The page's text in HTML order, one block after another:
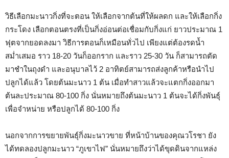
วิธีเลือกมะนาวกิ่งที่จะตอน ให้เลือกจากต้นที่ให้ผลดก และให้เลือกกิ่ง
กระโดง เลือกตอนตรงที่เป็นกิ่งอ่อนต่อเชื่อมกับกิ่งแก่ ยาวประมาณ 1
ฟุตจากยอดลงมา วิธีการตอนก็เหมือนทั่วไป เพียงแต่ต้องรดน้ำ
สม่ำเสมอ ราว 18-20 วันก็ออกราก และราว 25-30 วัน ก็สามารถตัด
มาชำในถุงดำ และอนุบาลไว้ 2 อาทิตย์สามารถส่งลูกค้าหรือนำไป
ปลูกได้แล้ว โดยต้นมะนาว 1 ต้น เมื่อทำสาวแล้วจะแตกกิ่งออกมา
ต้นละประมาณ 80-100 กิ่ง นั่นหมายถึงต้นมะนาว 1 ต้นจะได้กิ่งพันธุ์
เพื่อจำหน่าย หรือปลูกได้ 80-100 กิ่ง
นอกจากการขยายพันธุ์กิ่งมะนาวขาย ที่หน้าบ้านของคุณวโรชา ยัง
ได้ทดลองปลูกมะนาว “ภูเขาไฟ” นั่นหมายถึงว่าได้ขุดดินจากแหล่ง